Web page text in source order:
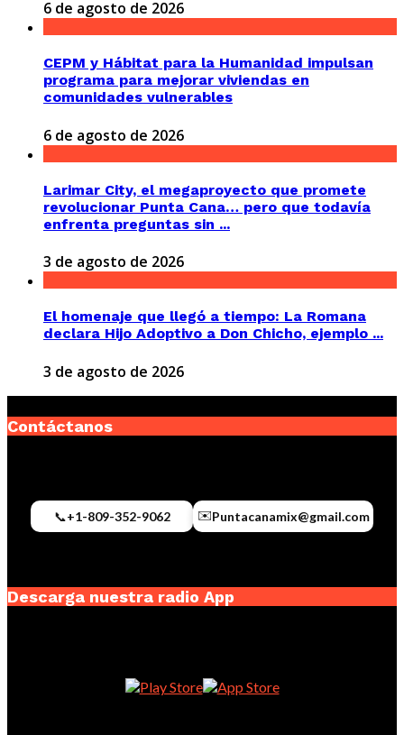
6 de agosto de 2026
CEPM y Hábitat para la Humanidad impulsan
programa para mejorar viviendas en
comunidades vulnerables
6 de agosto de 2026
Larimar City, el megaproyecto que promete
revolucionar Punta Cana… pero que todavía
enfrenta preguntas sin ...
3 de agosto de 2026
El homenaje que llegó a tiempo: La Romana
declara Hijo Adoptivo a Don Chicho, ejemplo ...
3 de agosto de 2026
Contáctanos
📞+1-809-352-9062 ✉️Puntacanamix@gmail.com
Descarga nuestra radio App